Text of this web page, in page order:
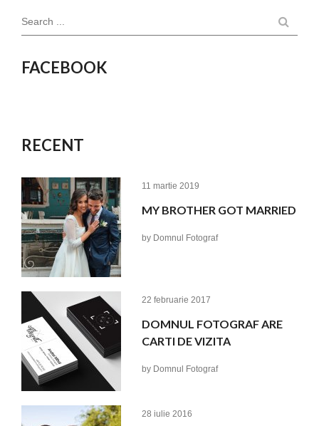
Search ...
FACEBOOK
RECENT
11 martie 2019
MY BROTHER GOT MARRIED
by Domnul Fotograf
22 februarie 2017
DOMNUL FOTOGRAF ARE
CARTI DE VIZITA
by Domnul Fotograf
28 iulie 2016